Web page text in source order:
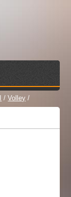
/Volley /